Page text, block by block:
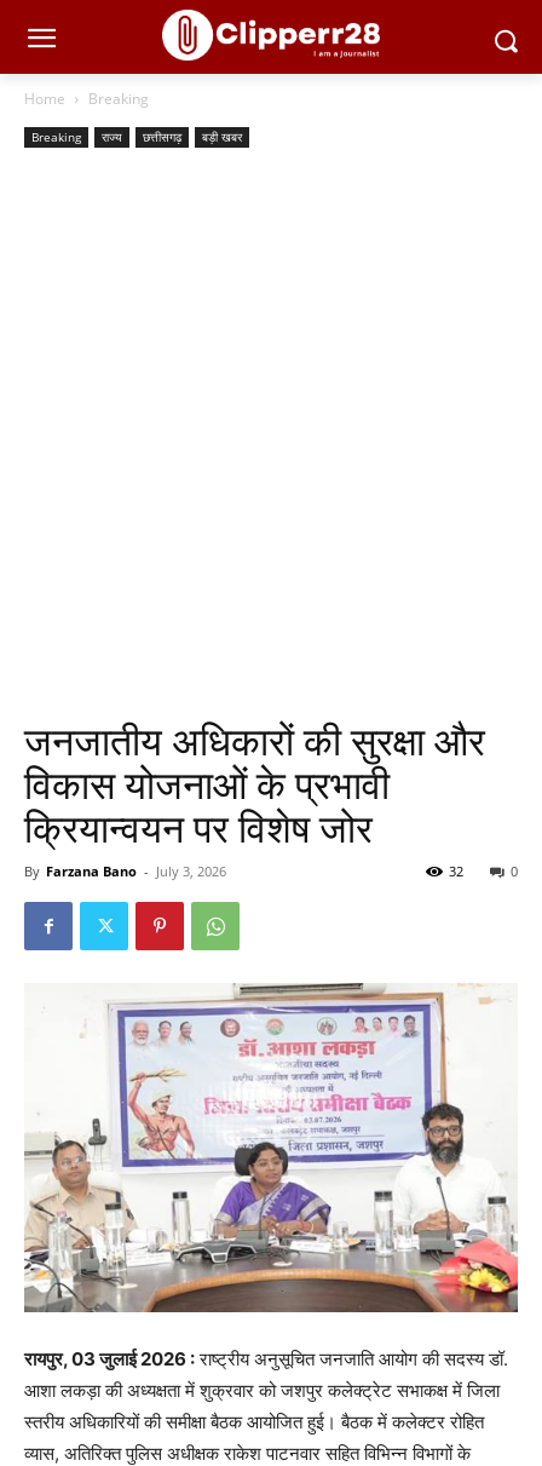
Home Breaking
Breaking राज्य छत्तीसगढ़ बड़ी खबर
जनजातीय अधिकारों की सुरक्षा और
विकास योजनाओं के प्रभावी
क्रियान्वयन पर विशेष जोर
By Farzana Bano - July 3, 2026 0
32
रायपुर, 03 जुलाई 2026 :राष्ट्रीय अनुसूचित जनजाति आयोग की सदस्य डॉ.
आशा लकड़ा की अध्यक्षता में शुक्रवार को जशपुर कलेक्ट्रेट सभाकक्ष में जिला
स्तरीय अधिकारियों की समीक्षा बैठक आयोजित हुई। बैठक में कलेक्टर रोहित
व्यास, अतिरिक्त पुलिस अधीक्षक राकेश पाटनवार सहित विभिन्न विभागों के